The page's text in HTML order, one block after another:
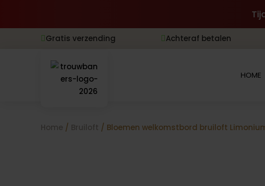
 Gratis verzending  Achteraf betalen
HOME
Home / Bruiloft / Bloemen welkomstbord bruiloft